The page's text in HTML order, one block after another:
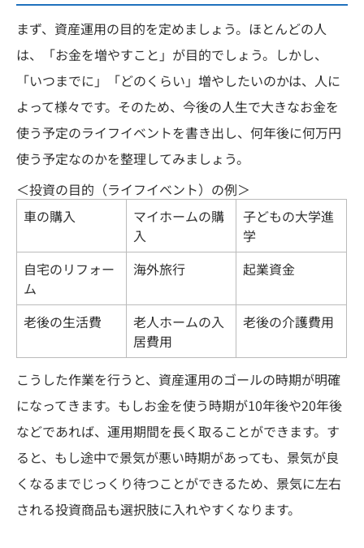
まず、資産運用の目的を定めましょう。ほとんどの人
は、「お金を増やすこと」が目的でしょう。しかし、
「いつまでに」「どのくらい」増やしたいのかは、人に
よって様々です。そのため、今後の人生で大きなお金を
使う予定のライフイベントを書き出し、何年後に何万円
使う予定なのかを整理してみましょう。
＜投資の目的（ライフイベント）の例＞
車の購入
マイホームの購
入
子どもの大学進
学
自宅のリフォー
ム
海外旅行 起業資金
老後の生活費
老人ホームの入
居費用
老後の介護費用
こうした作業を行うと、資産運用のゴールの時期が明確
になってきます。もしお金を使う時期が10年後や20年後
などであれば、運用期間を長く取ることができます。す
ると、もし途中で景気が悪い時期があっても、景気が良
くなるまでじっくり待つことができるため、景気に左右
される投資商品も選択肢に入れやすくなります。